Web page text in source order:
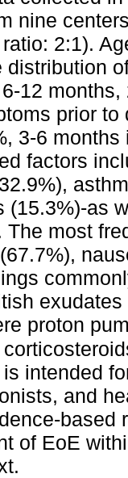
nine
2:1).
distribution
12
prior
3-6
factors
(15.3%)-as
The most
proton
intended
and
based
of EoE